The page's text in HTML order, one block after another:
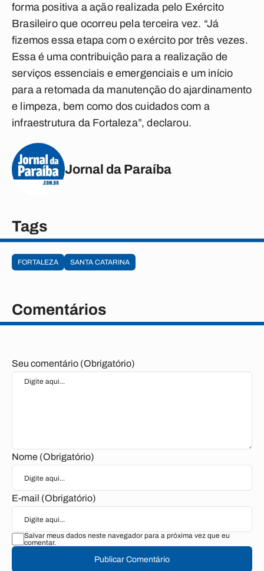
forma positiva a ação realizada pelo Exército
Brasileiro que ocorreu pela terceira vez. “Já
fizemos essa etapa com o exército por três vezes.
Essa é uma contribuição para a realização de
serviços essenciais e emergenciais e um início
para a retomada da manutenção do ajardinamento
e limpeza, bem como dos cuidados com a
infraestrutura da Fortaleza”, declarou.
Jornal da Paraíba
Tags
FORTALEZA SANTA CATARINA
Comentários
Seu comentário (Obrigatório)
Nome (Obrigatório)
E-mail (Obrigatório)
Salvar meus dados neste navegador para a próxima vez que eu
comentar.
Publicar Comentário